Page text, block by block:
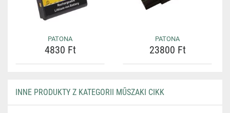
PATONA
4830 Ft
PATONA
23800 Ft
INNE PRODUKTY Z KATEGORII MŰSZAKI CIKK